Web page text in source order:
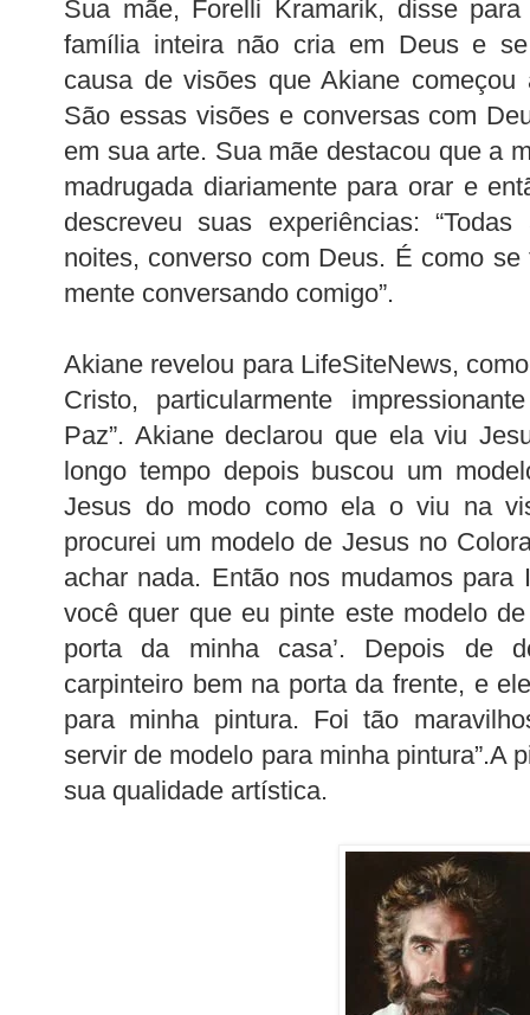
Sua mãe, Forelli Kramarik, disse
família inteira não cria em Deus e
causa de visões que Akiane
São essas visões e conversas com
em sua arte. Sua mãe destacou que a
madrugada diariamente para orar e
descreveu suas experiências:
noites, converso com Deus. É como
mente conversando comigo”.
Akiane revelou para LifeSiteNews,
Cristo, particularmente
Paz”. Akiane declarou que ela viu
longo tempo depois buscou um
Jesus do modo como ela o viu na
procurei um modelo de Jesus no
achar nada. Então nos mudamos para
você quer que eu pinte este modelo
porta da minha casa’. Depois de
carpinteiro bem na porta da frente, e
para minha pintura. Foi tão
servir de modelo para minha pintura”.A
sua qualidade artística.